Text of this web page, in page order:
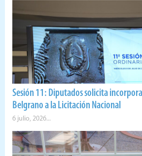
Sesión 11: Diputados solicita
Belgrano a la Licitación Nacional
6 julio, 2026...